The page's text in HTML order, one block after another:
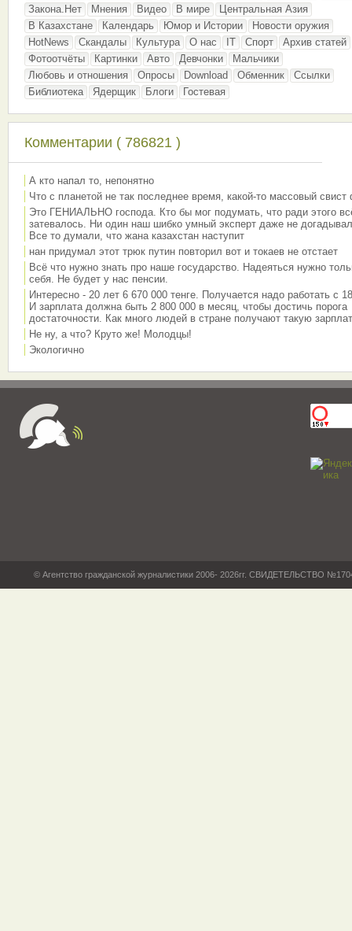
Закона.Нет
Мнения Видео В мире
Центральная Азия
В Казахстане
Календарь Юмор и Истории
Новости оружия
HotNews
Скандалы Культура О нас IT Спорт
Архив статей
Фотоотчёты
Картинки Авто Девчонки
Мальчики
Любовь и отношения
Опросы Download Обменник
Ссылки
Библиотека
Ядерщик Блоги Гостевая
Комментарии ( 786821 )
А кто напал то, непонятно
Что с планетой не так последнее время, какой-то массовый свист
Это ГЕНИАЛЬНО господа. Кто бы мог подумать, что ради этого
затевалось. Ни один наш шибко умный эксперт даже не
Все то думали, что жана казахстан наступит
нан придумал этот трюк путин повторил вот и токаев не отстает
Всё что нужно знать про наше государство. Надеяться нужно
себя. Не будет у нас пенсии.
Интересно - 20 лет 6 670 000 тенге. Получается надо работать с
И зарплата должна быть 2 800 000 в месяц, чтобы достичь порога
достаточности. Как много людей в стране получают такую
Не ну, а что? Круто же! Молодцы!
Экологично
© Агентство гражданской журналистики 2006- 2026гг. СВИДЕТЕЛЬСТВО